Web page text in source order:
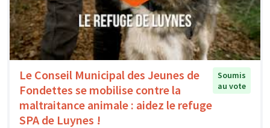
Le Conseil Municipal des Jeunes de
Fondettes se mobilise contre la
maltraitance animale : aidez le refuge
SPA de Luynes !
Soumis
au vote